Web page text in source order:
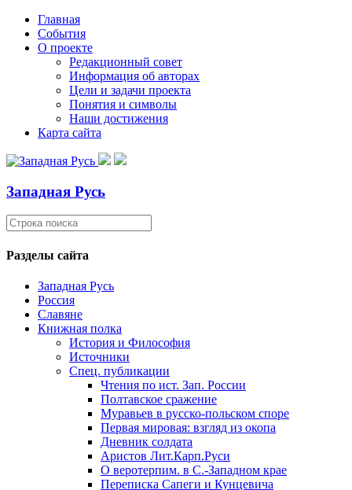
Главная
События
О проекте
Редакционный совет
Информация об авторах
Цели и задачи проекта
Понятия и символы
Наши достижения
Карта сайта
Западная Русь
Разделы сайта
Западная Русь
Россия
Славяне
Книжная полка
История и Философия
Источники
Спец. публикации
Чтения по ист. Зап. России
Полтавское сражение
Муравьев в русско-польском споре
Первая мировая: взгляд из окопа
Дневник солдата
Аристов Лит.Карп.Руси
О веротерпим. в С.-Западном крае
Переписка Сапеги и Кунцевича